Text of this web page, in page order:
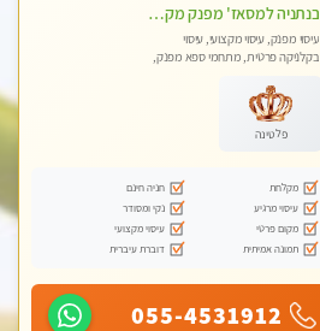
בנתניה למסאז' מפנק מקצועי מרגיע ומשחרר את כל הגוף!- ללא מין!
עיסוי מפנק, עיסוי מקצועי, עיסוי
בקלניקה פרטית, מתחמי ספא מפנק,
פלטינה
מקלחת
חניה חינם
עיסוי מרגיע
נקי ומסודר
מקום פרטי
עיסוי מקצועי
תמונה אמיתית
דוברת עיברית
055-4531912